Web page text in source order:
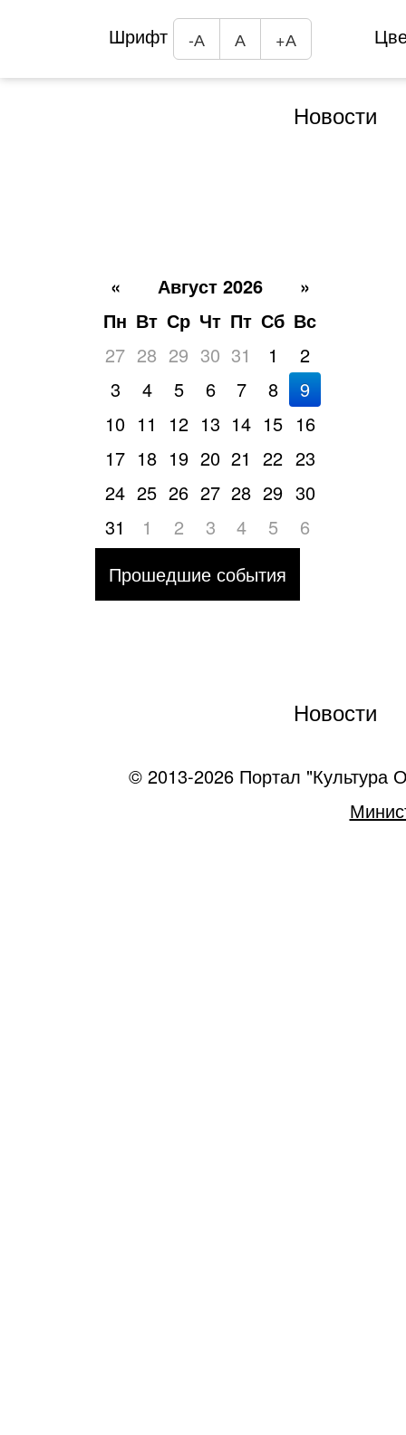
Шрифт -А А +А
Новости
« Август 2026
»
Пн Вт Ср Чт Пт Сб Вс
27 28 29 30 31 1
2
3
4 5 6 7 8
9
10 11 12 13 14 15 16
17 18 19 20 21 22 23
24 25 26 27 28 29 30
31
1 2 3 4 5
6
Прошедшие события
Новости
© 2013-2026 Портал "Культура